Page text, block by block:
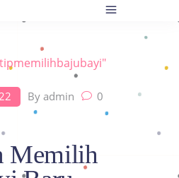
By admin
0
Memilih